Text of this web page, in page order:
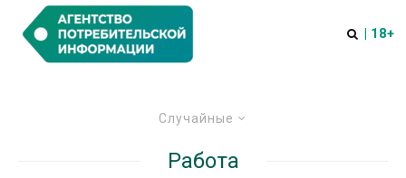
| 18+
Случайные
Работа